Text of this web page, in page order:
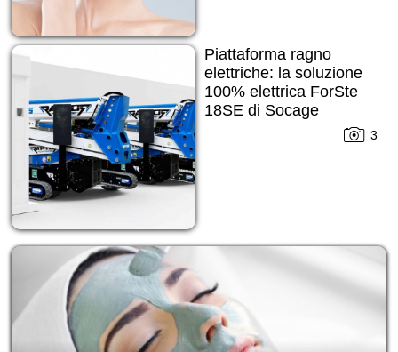
Piattaforma ragno
elettriche: la soluzione
100% elettrica ForSte
18SE di Socage
3